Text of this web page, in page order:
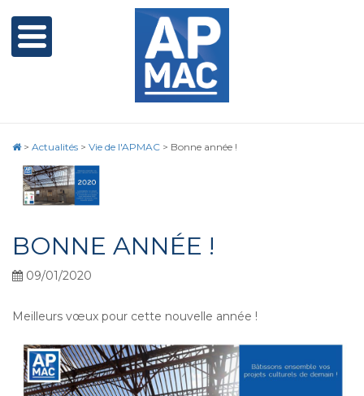
> Actualités > Vie de l'APMAC > Bonne année !
BONNE ANNÉE !
09/01/2020
Meilleurs vœux pour cette nouvelle année !